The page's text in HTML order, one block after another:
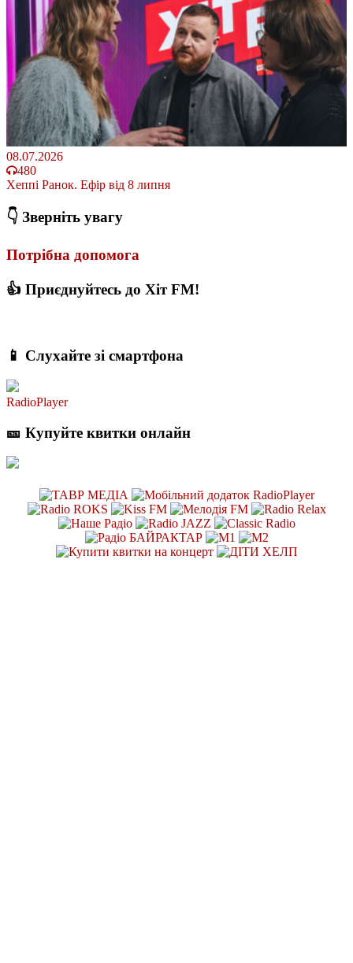
08.07.2026
480
Хеппі Ранок. Ефір від 8 липня
👇 Зверніть увагу
Потрібна допомога
👍 Приєднуйтесь до Хіт FM!
📱 Слухайте зі смартфона
RadioPlayer
🎫 Купуйте квитки онлайн